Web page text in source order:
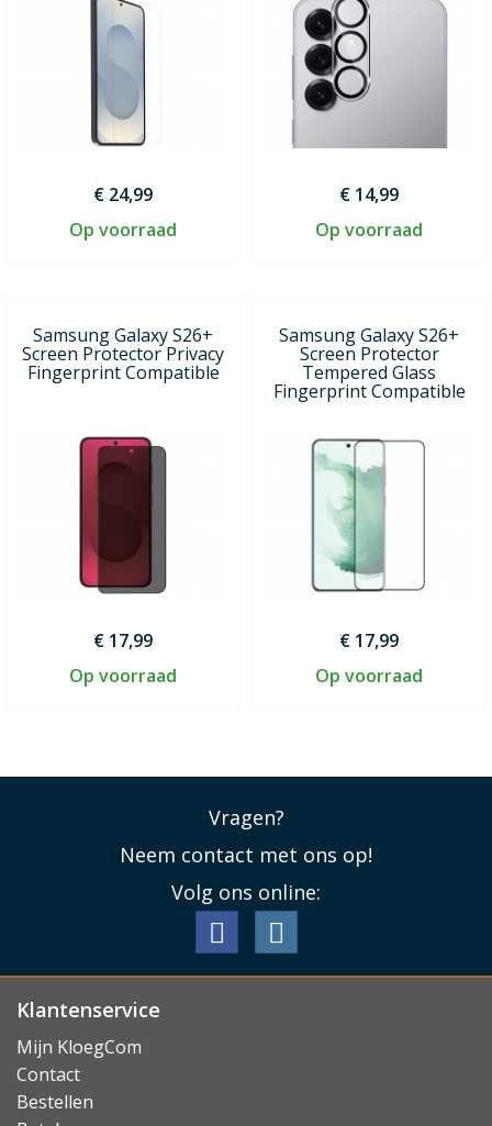
€ 24,99
Op voorraad
€ 14,99
Op voorraad
Samsung Galaxy S26+
Screen Protector Privacy
Fingerprint Compatible
€ 17,99
Op voorraad
Samsung Galaxy S26+
Screen Protector
Tempered Glass
Fingerprint Compatible
€ 17,99
Op voorraad
Vragen?
Neem contact met ons op!
Volg ons online:
Klantenservice
Mijn KloegCom
Contact
Bestellen